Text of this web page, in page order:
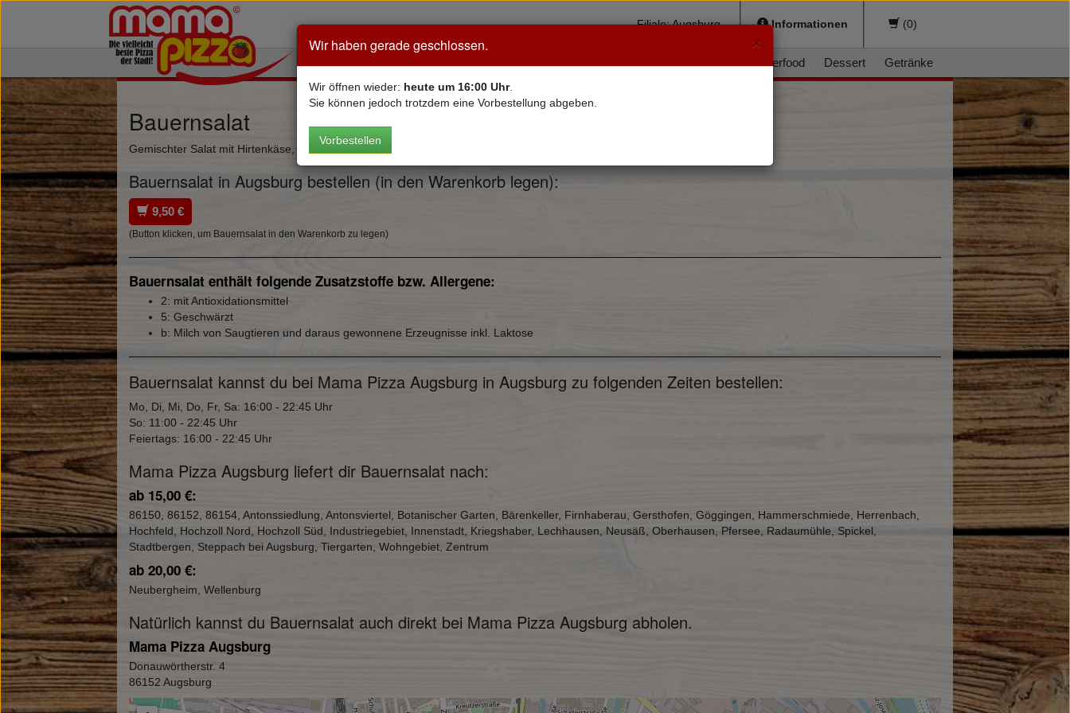
×
Wir haben gerade geschlossen.
Wir öffnen wieder: heute um 16:00 Uhr.
Sie können jedoch trotzdem eine Vorbestellung abgeben.
Vorbestellen
Filiale: Augsburg Informationen (0)
Fingerfood Dessert Getränke
Bauernsalat
Gemischter Salat mit Hirtenkäse, Oliven & Peperoni
Bauernsalat in Augsburg bestellen (in den Warenkorb legen):
9,50 €
(Button klicken, um Bauernsalat in den Warenkorb zu legen)
Bauernsalat enthält folgende Zusatzstoffe bzw. Allergene:
2: mit Antioxidationsmittel
5: Geschwärzt
b: Milch von Saugtieren und daraus gewonnene Erzeugnisse inkl. Laktose
Bauernsalat kannst du bei Mama Pizza Augsburg in Augsburg zu folgenden Zeiten bestellen:
Mo, Di, Mi, Do, Fr, Sa: 16:00 - 22:45 Uhr
So: 11:00 - 22:45 Uhr
Feiertags: 16:00 - 22:45 Uhr
Mama Pizza Augsburg liefert dir Bauernsalat nach:
ab 15,00 €:
86150, 86152, 86154, Antonssiedlung, Antonsviertel, Botanischer Garten, Bärenkeller, Firnhaberau, Gersthofen, Göggingen, Hammerschmiede, Herrenbach,
Hochfeld, Hochzoll Nord, Hochzoll Süd, Industriegebiet, Innenstadt, Kriegshaber, Lechhausen, Neusäß, Oberhausen, Pfersee, Radaumühle, Spickel,
Stadtbergen, Steppach bei Augsburg, Tiergarten, Wohngebiet, Zentrum
ab 20,00 €:
Neubergheim, Wellenburg
Natürlich kannst du Bauernsalat auch direkt bei Mama Pizza Augsburg abholen.
Mama Pizza Augsburg
Donauwörtherstr. 4
86152 Augsburg